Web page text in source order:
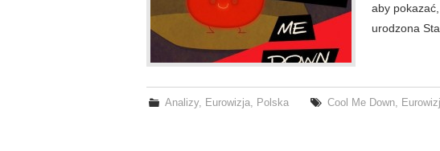
aby
urodzona
Analizy, Eurowizja, Polska Cool Me Down,